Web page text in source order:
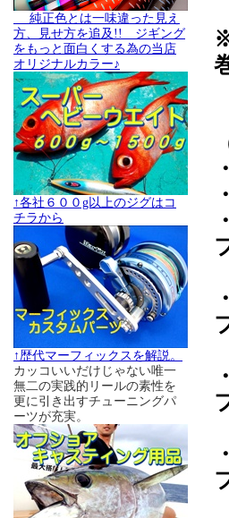
純正色とは一味違った見え
方、見せ方を追及!! ジギング
をもっと面白くする為の当店
オリジナルカラー♪
↑各社６００g以上のジグはコ
チラから
↑歴代マーフィックスを解説。
カッコいいだけじゃない唯一
無二の実践的リールの素性を
更に引き出すチューニングパ
ーツが充実。